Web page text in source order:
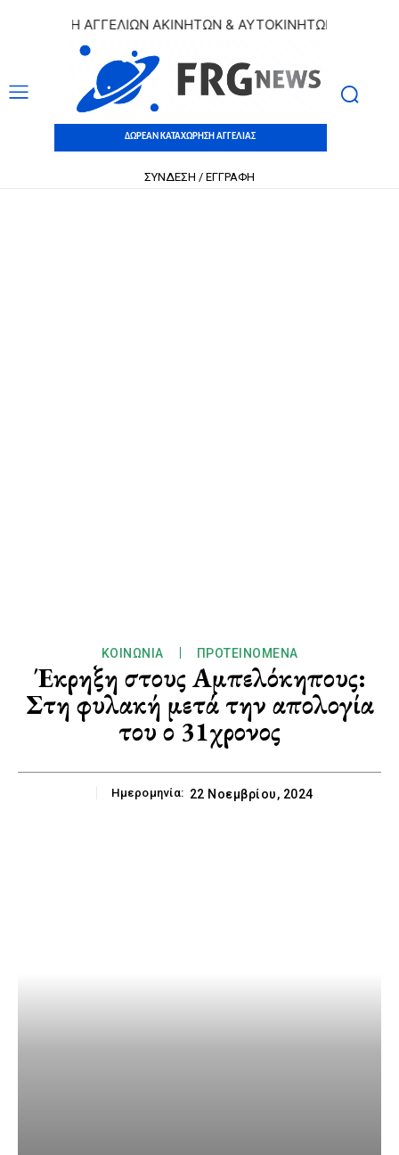
ΑΓΓΕΛΙΩΝ ΑΚΙΝΗΤΩΝ & ΑΥΤΟΚΙΝΗΤΩΝ | ΔΩΡΕΑΝ
ΔΩΡΕΑΝ ΚΑΤΑΧΩΡΗΣΗ ΑΓΓΕΛΙΑΣ
ΣΥΝΔΕΣΗ / ΕΓΓΡΑΦΗ
ΚΟΙΝΩΝΊΑ ΠΡΟΤΕΙΝΌΜΕΝΑ
Έκρηξη στους Αμπελόκηπους:
Στη φυλακή μετά την απολογία
του ο 31χρονος
Ημερομηνία: 22 Νοεμβρίου, 2024